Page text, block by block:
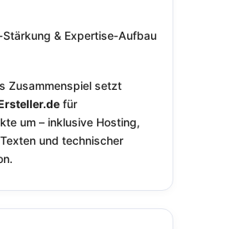
& Expertise‑Aufbau
Zusammenspiel setzt
für
um – inklusive Hosting,
und technischer